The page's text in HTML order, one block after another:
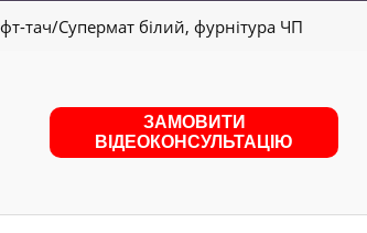
тач/Супермат білий, фурнітура ЧП
ЗАМОВИТИ
ВІДЕОКОНСУЛЬТАЦІЮ